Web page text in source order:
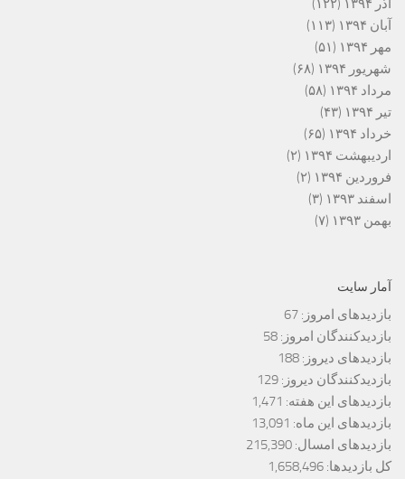
آذر ۱۳۹۴
(۱۲۲)
آبان ۱۳۹۴
(۱۱۳)
مهر ۱۳۹۴
(۵۱)
شهریور ۱۳۹۴
(۶۸)
مرداد ۱۳۹۴
(۵۸)
تیر ۱۳۹۴
(۴۳)
خرداد ۱۳۹۴
(۶۵)
اردیبهشت ۱۳۹۴
(۲)
فروردین ۱۳۹۴
(۲)
اسفند ۱۳۹۳
(۳)
بهمن ۱۳۹۳
(۷)
آمار سایت
بازدیدهای امروز: 67
بازدیدکنندگان امروز: 58
بازدیدهای دیروز: 188
بازدیدکنندگان دیروز: 129
بازدیدهای این هفته: 1,471
بازدیدهای این ماه: 13,091
بازدیدهای امسال: 215,390
کل بازدیدها: 1,658,496